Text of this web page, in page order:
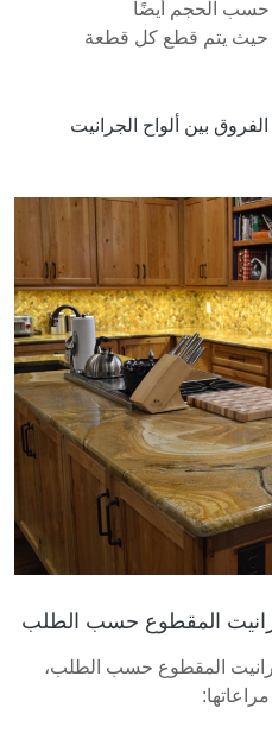
حسب الحجم أيضًا
حيث يتم قطع كل قطعة
بين ألواح الجرانيت
المقطوع حسب الطلب
المقطوع حسب الطلب،